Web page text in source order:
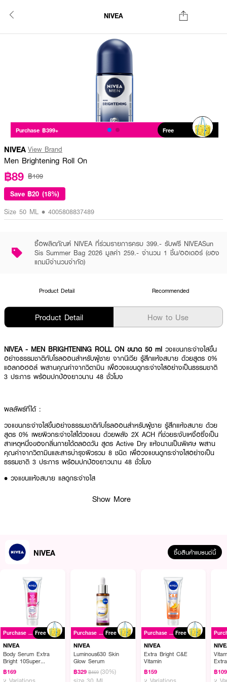
NIVEA
Purchase ฿399+ Free
NIVEA View Brand
Men Brightening Roll On
฿89 ฿109
Save ฿20 (18%)
Size 50 ML • 4005808837489
ซื้อผลิตภัณฑ์ NIVEA ที่ร่วมรายการครบ 399.- รับฟรี NIVEASun
Sis Summer Bag 2026 มูลค่า 259.- จำนวน 1 ชิ้น/ออเดอร์ (ของ
แถมมีจำนวนจำกัด)
Product Detail Recommended
Product Detail How to Use
NIVEA - MEN BRIGHTENING ROLL ON ขนาด 50 ml วงแขนกระจ่างใสขึ้น
อย่างธรรมชาติกับโรลออนสำหรับผู้ชาย จากนีเวีย รู้สึกแห้งสบาย ด้วยสูตร 0%
แอลกอฮอล์ ผสานคุณค่าจากวิตามิน เพื่อวงแขนดูกระจ่างใสอย่างเป็นธรรมชาติ
3 ประการ พร้อมปกป้องยาวนาน 48 ชั่วโมง
ผลลัพธ์ที่ได้ :
วงแขนกระจ่างใสขึ้นอย่างธรรมชาติกับโรลออนสำหรับผู้ชาย รู้สึกแห้งสบาย ด้วย
สูตร 0% เผยผิวกระจ่างใสใต้วงแขน ด้วยพลัง 2X ACH ที่ช่วยระงับเหงื่อซึ่งเป็น
สาเหตุหนึ่งของกลิ่นกายได้ตลอดวัน สูตร Active Dry แห้งนานเป็นพิเศษ ผสาน
คุณค่าจากวิตามินและสารบำรุงผิวรวม 8 ชนิด เพื่อวงแขนดูกระจ่างใสอย่างเป็น
ธรรมชาติ 3 ประการ พร้อมปกป้องยาวนาน 48 ชั่วโมง
• วงแขนแห้งสบาย แลดูกระจ่างใส
• สีผิวสม่ำเสมอ ด้วยสูตร 0% แอลกอฮอล์
• สารสกัดจากชะเอม ช่วยปรับสีผิวให้ดูกระจ่างใสและลดการระคายเคืองผิว
How to Use :
ทาโรลออนระงับกลิ่นกาย ใต้วงแขนแต่ละข้าง 4-6 ครั้งทุกวัน
Show More
NIVEA ซื้อสินค้าแบรนด์นี้
Purchase ฿399+ Free
NIVEA
Body Serum Extra
Bright 10Super
Vitamins & Skin Foods
Glow Perfection
฿169
2 Variations
Purchase ฿399+ Free
NIVEA
Luminous630 Skin
Glow Serum
฿329 ฿469 (30%)
size 30 ML
Purchase ฿399+ Free
NIVEA
Extra Bright C&E
Vitamin
฿159
2 Variations
฿109
2